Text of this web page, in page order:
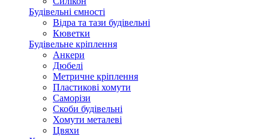
Будівельні ємності
Відра та тази будівельні
Кюветки
Будівельне кріплення
Анкери
Дюбелі
Метричне кріплення
Пластикові хомути
Саморізи
Скоби будівельні
Хомути металеві
Цвяхи